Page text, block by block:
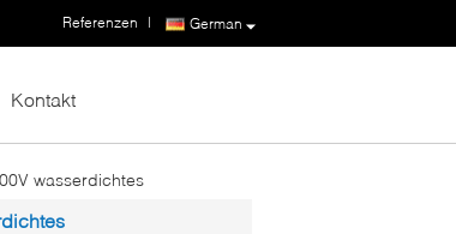
German
Referenzen |
Kontakt
wasserdichtes